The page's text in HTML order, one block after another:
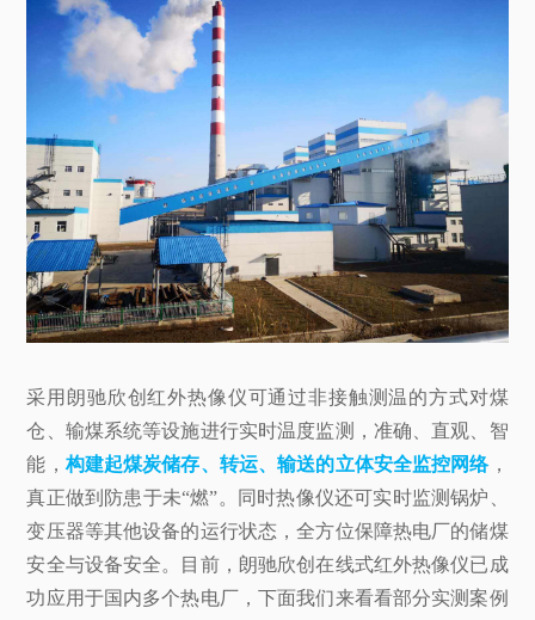
采用朗驰欣创红外热像仪可通过非接触测温的方式对煤
仓、输煤系统等设施进行实时温度监测，准确、直观、智
能，构建起煤炭储存、转运、输送的立体安全监控网络，
真正做到防患于未“燃”。同时热像仪还可实时监测锅炉、
变压器等其他设备的运行状态，全方位保障热电厂的储煤
安全与设备安全。目前，朗驰欣创在线式红外热像仪已成
功应用于国内多个热电厂，下面我们来看看部分实测案例